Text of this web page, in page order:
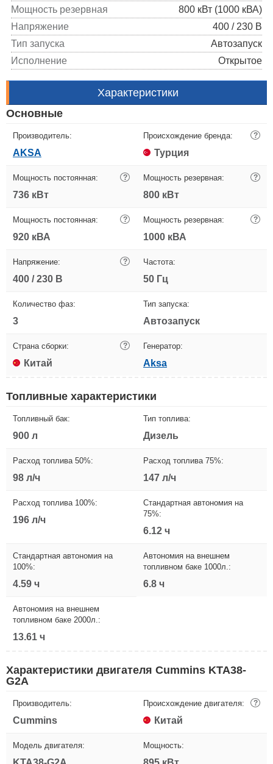
Мощность резервная
800 кВт (1000 кВА)
Напряжение
400 / 230 В
Тип запуска
Автозапуск
Исполнение
Открытое
Характеристики
Основные
Производитель:
AKSA
Происхождение бренда: ?
Турция
Мощность постоянная: ?
736 кВт
Мощность резервная: ?
800 кВт
Мощность постоянная: ?
920 кВА
Мощность резервная: ?
1000 кВА
Напряжение: ?
400 / 230 В
Частота:
50 Гц
Количество фаз:
3
Тип запуска:
Автозапуск
Страна сборки: ?
Китай
Генератор:
Aksa
Топливные характеристики
Топливный бак:
900 л
Тип топлива:
Дизель
Расход топлива 50%:
98 л/ч
Расход топлива 75%:
147 л/ч
Расход топлива 100%:
196 л/ч
Стандартная автономия на
75%:
6.12 ч
Стандартная автономия на
100%:
4.59 ч
Автономия на внешнем
топливном баке 1000л.:
6.8 ч
Автономия на внешнем
топливном баке 2000л.:
13.61 ч
Характеристики двигателя Cummins KTA38-
G2А
Производитель:
Cummins
Происхождение двигателя: ?
Китай
Модель двигателя: Мощность: